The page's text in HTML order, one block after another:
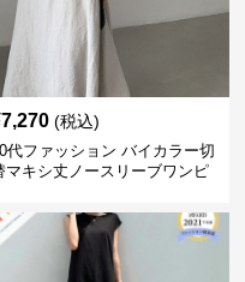
7,270 (税込)
代ファッション バイカラー切
マキシ丈ノースリーブワンピ